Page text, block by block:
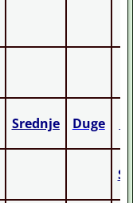
Srednje Duge